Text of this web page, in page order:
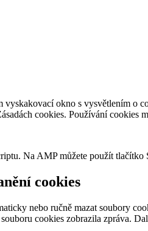
okno s vysvětlením o
cookies. Používání cookies
Na AMP můžete použít tlačítko
cookies
nebo ručně mazat soubory
cookies zobrazila zpráva.